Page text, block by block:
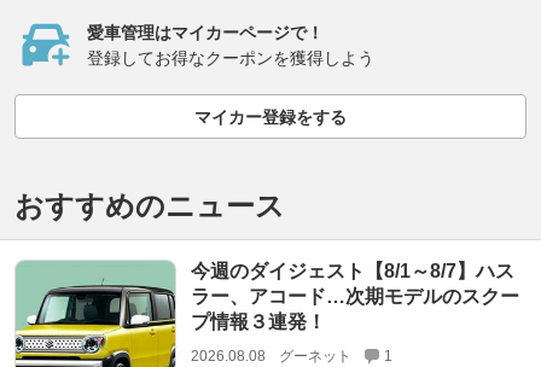
愛車管理はマイカーページで！
登録してお得なクーポンを獲得しよう
マイカー登録をする
おすすめのニュース
今週のダイジェスト【8/1～8/7】ハス
ラー、アコード…次期モデルのスクー
プ情報３連発！
2026.08.08 グーネット 1